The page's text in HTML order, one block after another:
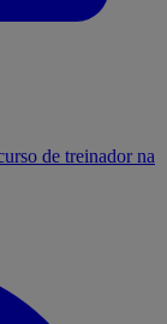
de treinador na